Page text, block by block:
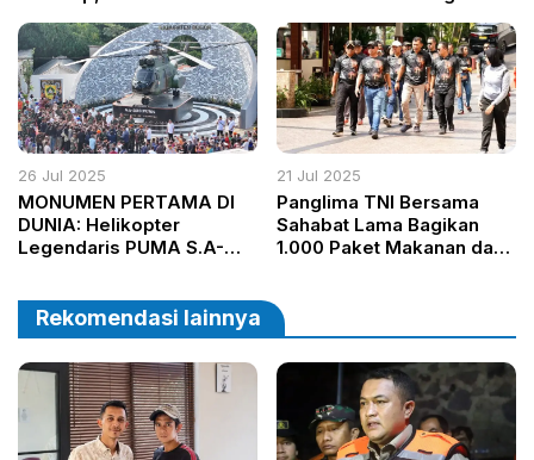
Usaha Negara
26 Jul 2025
MONUMEN PERTAMA DI
DUNIA: Helikopter
Legendaris PUMA S.A-
21 Jul 2025
Panglima TNI Bersama
Sahabat Lama Bagikan
1.000 Paket Makanan dan
Rekomendasi lainnya